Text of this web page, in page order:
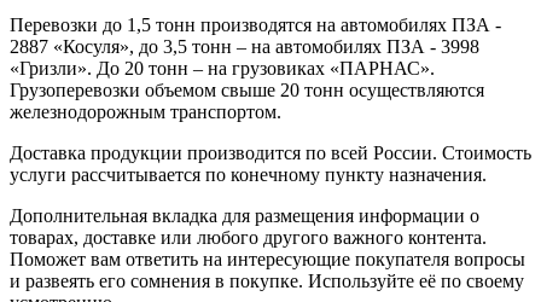
Перевозки до 1,5 тонн производятся на автомобилях ПЗА -
2887 «Косуля», до 3,5 тонн – на автомобилях ПЗА - 3998
«Гризли». До 20 тонн – на грузовиках «ПАРНАС».
Грузоперевозки объемом свыше 20 тонн осуществляются
железнодорожным транспортом.
Доставка продукции производится по всей России. Стоимость
услуги рассчитывается по конечному пункту назначения.
Дополнительная вкладка для размещения информации о
товарах, доставке или любого другого важного контента.
Поможет вам ответить на интересующие покупателя вопросы
и развеять его сомнения в покупке. Используйте её по своему